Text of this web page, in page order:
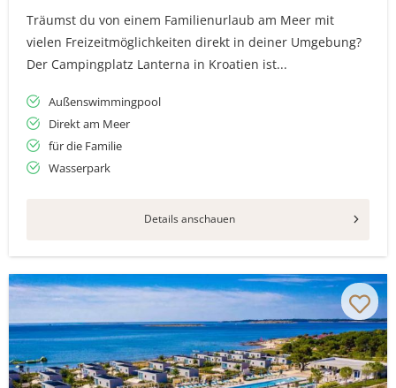
Träumst du von einem Familienurlaub am Meer mit
vielen Freizeitmöglichkeiten direkt in deiner Umgebung?
Der Campingplatz Lanterna in Kroatien ist...
Außenswimmingpool
Direkt am Meer
für die Familie
Wasserpark
Details anschauen